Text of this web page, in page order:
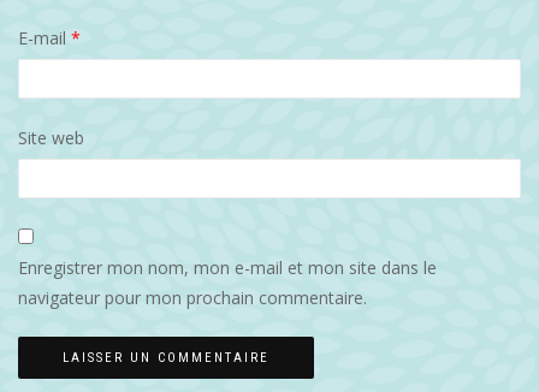
E-mail *
Site web
Enregistrer mon nom, mon e-mail et mon site dans le
navigateur pour mon prochain commentaire.